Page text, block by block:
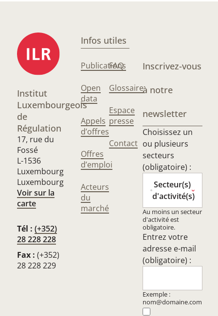
Institut
Luxembourgeois
de
Régulation
17, rue du
Fossé
L-1536
Luxembourg
Luxembourg
Voir sur la
carte
Tél : (+352)
28 228 228
Fax : (+352)
28 228 229
Infos utiles
Publications
Open
data
Appels
d’offres
Offres
d’emploi
Acteurs
du
marché
FAQ
Glossaire
Espace
presse
Contact
Inscrivez-vous
à notre
newsletter
Choisissez un
ou plusieurs
secteurs
(obligatoire) :
Secteur(s)
d'activité(s)
Au moins un secteur
d'activité est
obligatoire.
Entrez votre
adresse e-mail
(obligatoire) :
Exemple :
nom@domaine.com